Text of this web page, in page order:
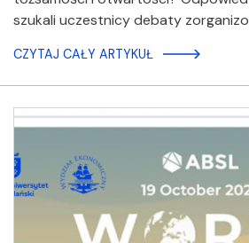
szukali uczestnicy debaty
CZYTAJ CAŁY ARTYKUŁ